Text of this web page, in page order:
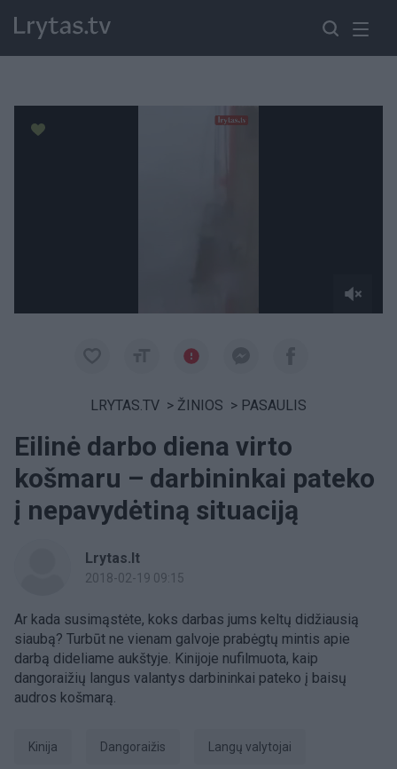
LRYTAS.TV > ŽINIOS > PASAULIS
Eilinė darbo diena virto
košmaru – darbininkai pateko
į nepavydėtiną situaciją
Lrytas.lt
2018-02-19 09:15
Ar kada susimąstėte, koks darbas jums keltų didžiausią
siaubą? Turbūt ne vienam galvoje prabėgtų mintis apie
darbą dideliame aukštyje. Kinijoje nufilmuota, kaip
dangoraižių langus valantys darbininkai pateko į baisų
audros košmarą.
Kinija dangoraižis langų valytojai